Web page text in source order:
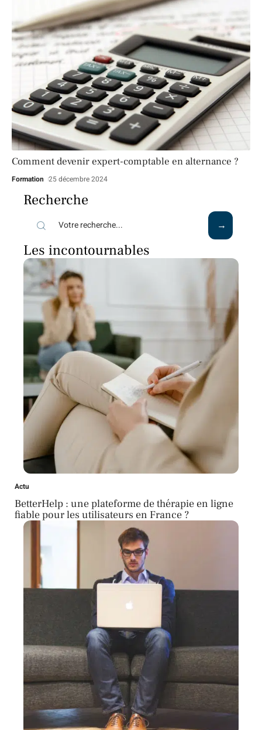
Comment devenir expert-comptable en alternance ?
Formation 25 décembre 2024
Recherche
Les incontournables
Actu
BetterHelp : une plateforme de thérapie en ligne
fiable pour les utilisateurs en France ?